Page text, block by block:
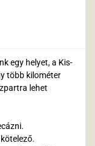
egy helyet, a Kis-
több kilométer
lehet